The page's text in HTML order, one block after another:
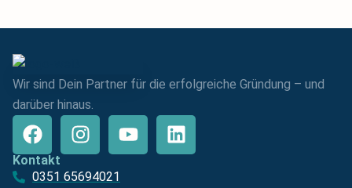
Wir sind Dein Partner für die erfolgreiche Gründung – und
darüber hinaus.
Kontakt
0351 65694021